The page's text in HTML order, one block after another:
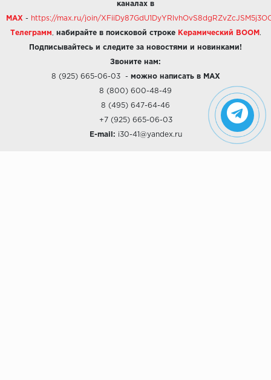
каналах в
MAX - https://max.ru/join/
Телеграмм набирайте в поисковой строке Керамический BOOM .
Подписывайтесь и следите за новостями и новинками!
Звоните нам:
8 (925) 665-06-03- можно написать в MAX
8 (800) 600-48-49
8 (495) 647-64-46
+7 (925) 665-06-03
E-mail: i30-41@yandex.ru